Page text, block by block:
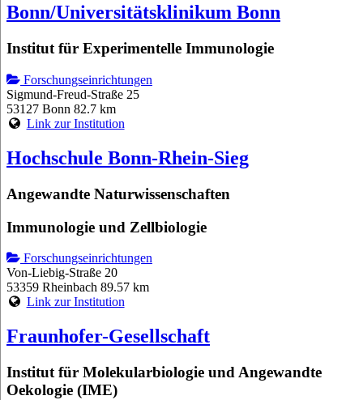
Bonn/Universitätsklinikum Bonn
Institut für Experimentelle Immunologie
Forschungseinrichtungen
Sigmund-Freud-Straße 25
53127 Bonn 82.7 km
Link zur Institution
Hochschule Bonn-Rhein-Sieg
Angewandte Naturwissenschaften
Immunologie und Zellbiologie
Forschungseinrichtungen
Von-Liebig-Straße 20
53359 Rheinbach 89.57 km
Link zur Institution
Fraunhofer-Gesellschaft
Institut für Molekularbiologie und Angewandte
Oekologie (IME)